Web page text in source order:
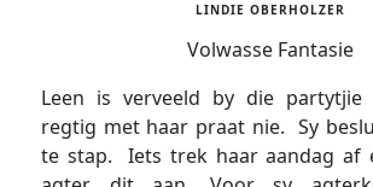
LINDIE OBERHOLZER
Volwasse Fantasie
Leen is verveeld by die partytjie
regtig met haar praat nie. Sy
te stap. Iets trek haar aandag af